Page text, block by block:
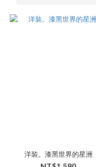
洋裝。漆黑世界的星洲